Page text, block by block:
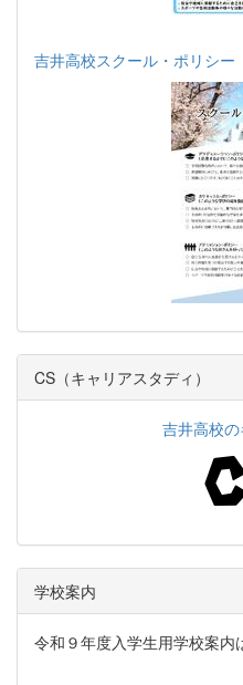
吉井高校スクール・ポリシー
CS（キャリアスタディ）
吉井高校
学校案内
令和９年度入学生用学校案内